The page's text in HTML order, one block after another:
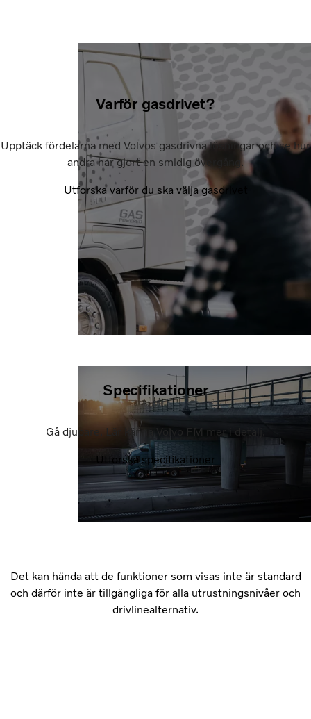
Varför gasdrivet?
Upptäck fördelarna med Volvos gasdrivna lösningar och se hur
andra har gjort en smidig övergång.
Utforska varför du ska välja gasdrivet
Specifikationer
Gå djupare. Lär känna Volvo FM mer i detalj.
Utforska specifikationer
Det kan hända att de funktioner som visas inte är standard
och därför inte är tillgängliga för alla utrustningsnivåer och
drivlinealternativ.